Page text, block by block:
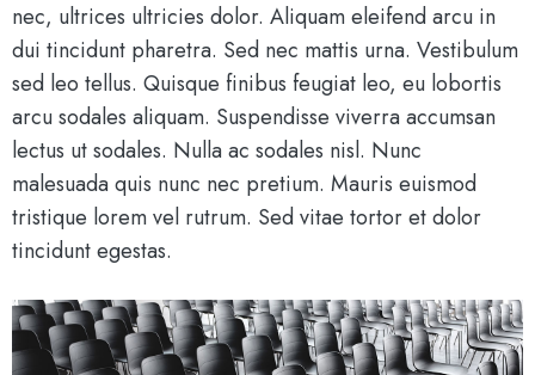
nec, ultrices ultricies dolor. Aliquam eleifend arcu in
dui tincidunt pharetra. Sed nec mattis urna. Vestibulum
sed leo tellus. Quisque finibus feugiat leo, eu lobortis
arcu sodales aliquam. Suspendisse viverra accumsan
lectus ut sodales. Nulla ac sodales nisl. Nunc
malesuada quis nunc nec pretium. Mauris euismod
tristique lorem vel rutrum. Sed vitae tortor et dolor
tincidunt egestas.